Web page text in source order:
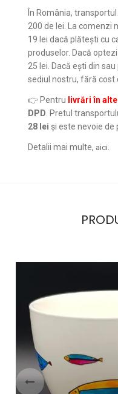
În România,
200 de lei. La comenzi
19 lei dacă plătești cu
produselor. Dacă
25 lei. Dacă ești din
sediul nostru, fără cost
👉 Pentru livrări în
DPD. Pretul
28 lei și este nevoie de
Detalii mai multe, aici